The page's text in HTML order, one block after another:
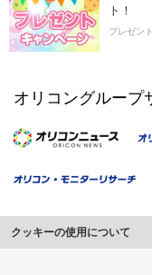
ト！
プレゼン
オリコングループ
クッキーの使用について
このサイトでは Cookie を